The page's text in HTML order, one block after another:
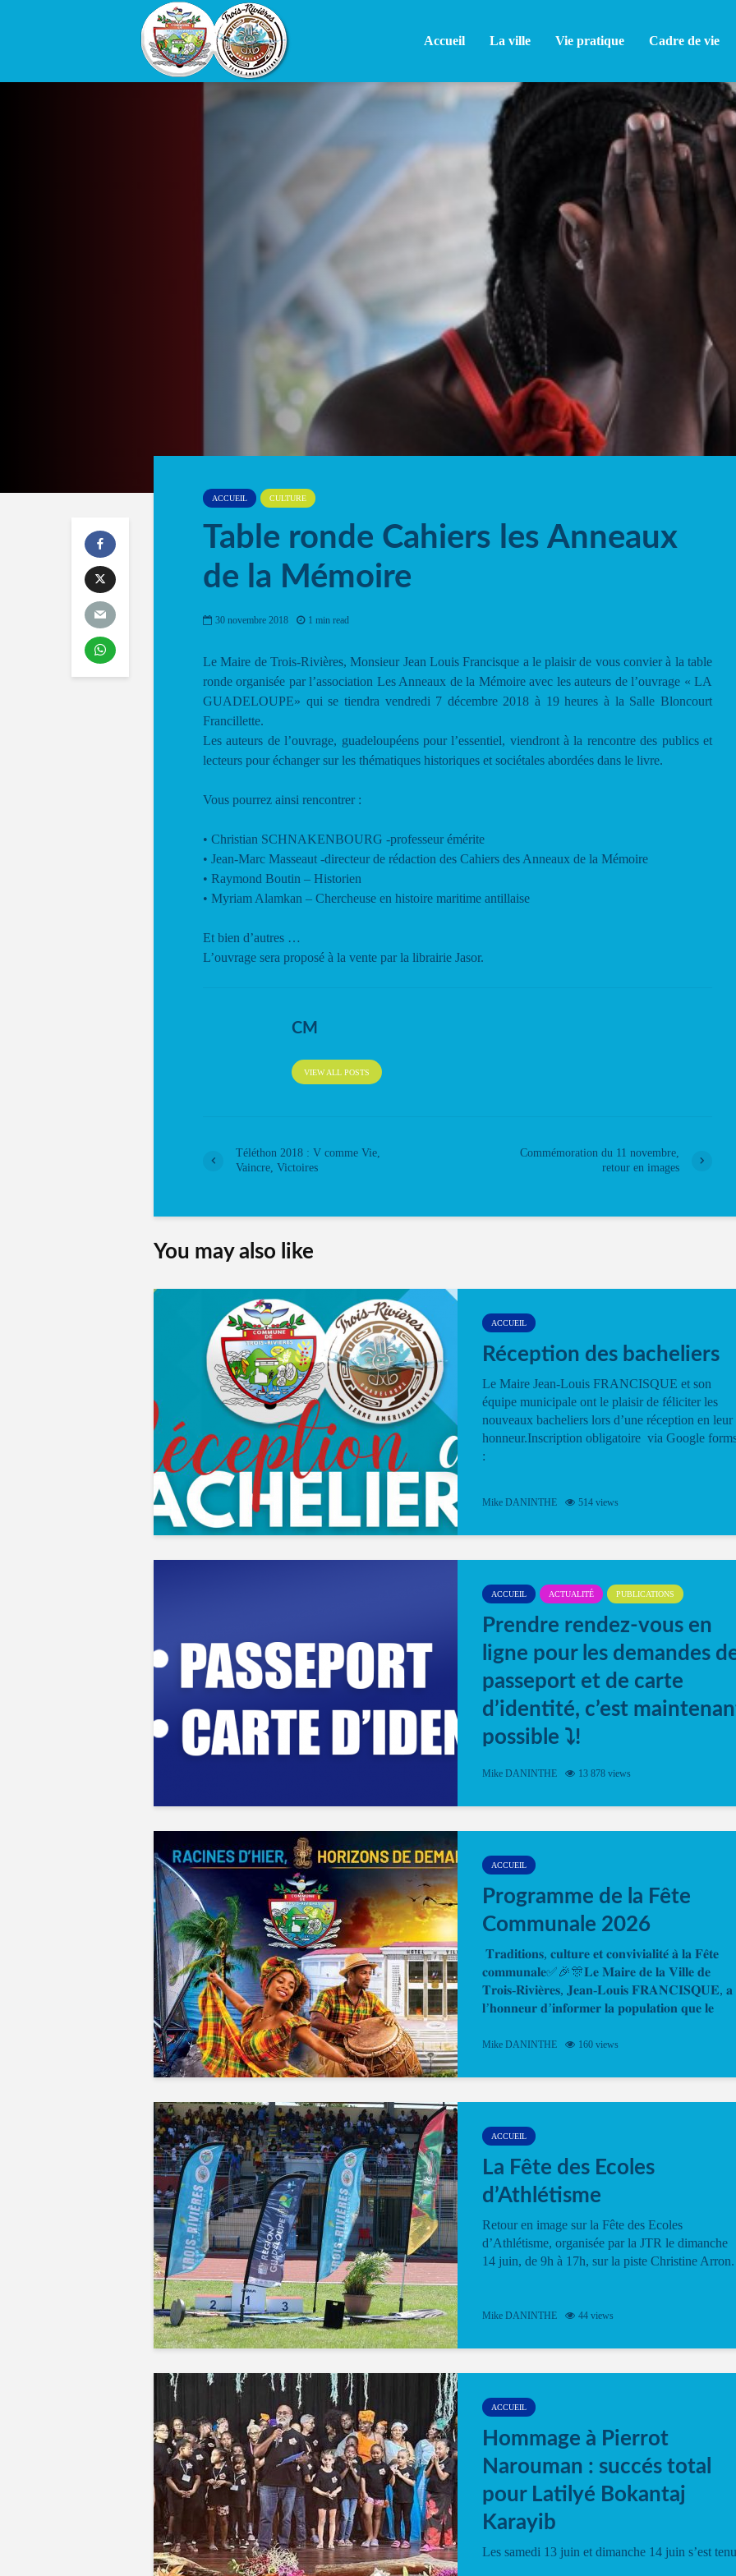
Accueil La ville Vie pratique Cadre de vie
ACCUEIL CULTURE
Table ronde Cahiers les Anneaux
de la Mémoire
30 novembre 2018 1 min read
Le Maire de Trois-Rivières, Monsieur Jean Louis Francisque a le plaisir de vous convier à la table
ronde organisée par l’association Les Anneaux de la Mémoire avec les auteurs de l’ouvrage « LA
GUADELOUPE» qui se tiendra vendredi 7 décembre 2018 à 19 heures à la Salle Bloncourt
Francillette.
Les auteurs de l’ouvrage, guadeloupéens pour l’essentiel, viendront à la rencontre des publics et
lecteurs pour échanger sur les thématiques historiques et sociétales abordées dans le livre.
Vous pourrez ainsi rencontrer :
• Christian SCHNAKENBOURG -professeur émérite
• Jean-Marc Masseaut -directeur de rédaction des Cahiers des Anneaux de la Mémoire
• Raymond Boutin – Historien
• Myriam Alamkan – Chercheuse en histoire maritime antillaise
Et bien d’autres …
L’ouvrage sera proposé à la vente par la librairie Jasor.
CM
VIEW ALL POSTS
Téléthon 2018 : V comme Vie,
Vaincre, Victoires
Commémoration du 11 novembre,
retour en images
You may also like
ACCUEIL
Réception des bacheliers
Le Maire Jean-Louis FRANCISQUE et son
équipe municipale ont le plaisir de féliciter les
nouveaux bacheliers lors d’une réception en leur
honneur.Inscription obligatoire via Google
:
Mike DANINTHE 514 views
ACCUEIL ACTUALITÉ PUBLICATIONS
Prendre rendez-vous en
ligne pour les demandes
passeport et de carte
d’identité, c’est
possible ⤵️!
Désormais, il est possible de prendre rendez-
Mike DANINTHE 13 878 views
ACCUEIL
Programme de la Fête
Communale 2026
𝐓𝐫𝐚𝐝𝐢𝐭𝐢𝐨𝐧𝐬, 𝐜𝐮𝐥𝐭𝐮𝐫𝐞 𝐞𝐭 𝐜𝐨𝐧𝐯𝐢𝐯𝐢𝐚𝐥𝐢𝐭𝐞́ 𝐚̀ 𝐥𝐚 𝐅𝐞̂𝐭𝐞
𝐜𝐨𝐦𝐦𝐮𝐧𝐚𝐥𝐞✅🎉🎊𝐋𝐞 𝐌𝐚𝐢𝐫𝐞 𝐝𝐞 𝐥𝐚 𝐕𝐢𝐥𝐥𝐞 𝐝𝐞
𝐓𝐫𝐨𝐢𝐬-𝐑𝐢𝐯𝐢𝐞̀𝐫𝐞𝐬, 𝐉𝐞𝐚𝐧-𝐋𝐨𝐮𝐢𝐬 𝐅𝐑𝐀𝐍𝐂𝐈𝐒𝐐𝐔𝐄, 𝐚
𝐥’𝐡𝐨𝐧𝐧𝐞𝐮𝐫 𝐝’𝐢𝐧𝐟𝐨𝐫𝐦𝐞𝐫 𝐥𝐚 𝐩𝐨𝐩𝐮𝐥𝐚𝐭𝐢𝐨𝐧 𝐪𝐮𝐞 𝐥𝐞
Mike DANINTHE 160 views
ACCUEIL
La Fête des Ecoles
d’Athlétisme
Retour en image sur la Fête des Ecoles
d’Athlétisme, organisée par la JTR le dimanche
14 juin, de 9h à 17h, sur la piste Christine Arron.
Mike DANINTHE 44 views
ACCUEIL
Hommage à Pierrot
Narouman : succés total
pour Latilyé Bokantaj
Karayib
Les samedi 13 juin et dimanche 14 juin s’est tenu